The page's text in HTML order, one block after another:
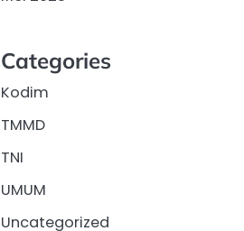
Categories
Kodim
TMMD
TNI
UMUM
Uncategorized